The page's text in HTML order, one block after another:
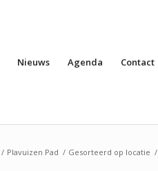
Nieuws Agenda Contact
/ Plavuizen Pad / Gesorteerd op locatie /